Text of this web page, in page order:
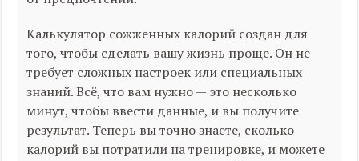
Калькулятор сожженных калорий создан для
того, чтобы сделать вашу жизнь проще. Он не
требует сложных настроек или специальных
знаний. Всё, что вам нужно — это несколько
минут, чтобы ввести данные, и вы получите
результат. Теперь вы точно знаете, сколько
калорий вы потратили на тренировке, и можете